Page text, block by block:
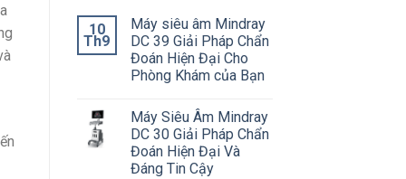
10
Th9
Máy siêu âm Mindray
DC 39 Giải Pháp Chẩn
Đoán Hiện Đại Cho
Phòng Khám của Bạn
Máy Siêu Âm Mindray
DC 30 Giải Pháp Chẩn
Đoán Hiện Đại Và
Đáng Tin Cậy